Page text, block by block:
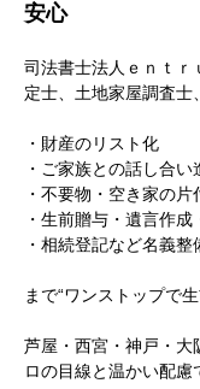
安心
司法書士法人ｅｎｔｒ
定士、土地家屋調査士
・財産のリスト化
・ご家族との話し合い
・不要物・空き家の片
・生前贈与・遺言作
・相続登記など名義整
まで“ワンストップで
芦屋・西宮・神戸・大
ロの目線と温かい配慮